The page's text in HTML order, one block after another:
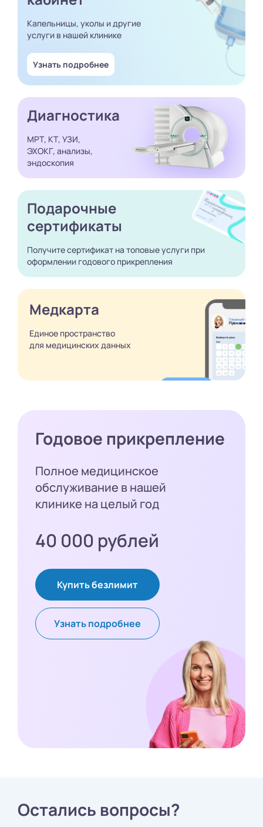
Капельницы, уколы и другие
услуги в нашей клинике
Узнать подробнее
Диагностика
МРТ, КТ, УЗИ,
ЭХОКГ, анализы,
эндоскопия
Подарочные
сертификаты
Получите сертификат на топовые услуги при
оформлении годового прикрепления
Медкарта
Единое пространство
для медицинских данных
Годовое прикрепление
Полное медицинское
обслуживание в нашей
клинике на целый год
40 000 рублей
Купить безлимит
Узнать подробнее
Остались вопросы?